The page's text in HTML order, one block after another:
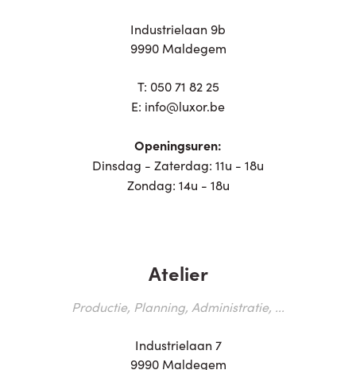
Industrielaan 9b
9990 Maldegem
T: 050 71 82 25
E: info@luxor.be
Openingsuren:
Dinsdag - Zaterdag: 11u - 18u
Zondag: 14u - 18u
Atelier
Productie, Planning, Administratie, ...
Industrielaan 7
9990 Maldegem